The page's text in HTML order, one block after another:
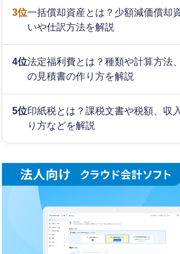
3位一括償却資産とは？少額減価償却
いや仕訳方法を解説
4位法定福利費とは？種類や計算方法
の見積書の作り方を解説
5位印紙税とは？課税文書や税額、収
り方などを解説